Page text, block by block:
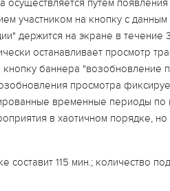
осуществляется путем
участником на кнопку с
держится на экране в течение
останавливает просмотр
баннера "возобновление
просмотра
временные периоды по
в хаотичном порядке,
115 мин.; количество